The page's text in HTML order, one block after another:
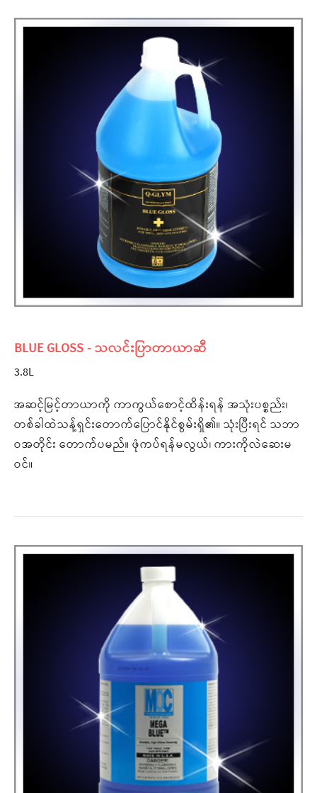
BLUE GLOSS - သလင်းပြာတာယာဆီ
3.8L
အဆင့်မြင့်တာယာကို ကာကွယ်စောင့်ထိန်းရန် အသုံးပစ္စည်း၊
တစ်ခါထဲသန့်ရှင်းတောက်ပြောင်နိုင်စွမ်းရှိ၏။ သုံးပြီးရင် သဘာ
ဝအတိုင်း တောက်ပမည်။ ဖုံကပ်ရန်မလွယ်၊ ကားကိုလဲဆေးမ
ဝင်။